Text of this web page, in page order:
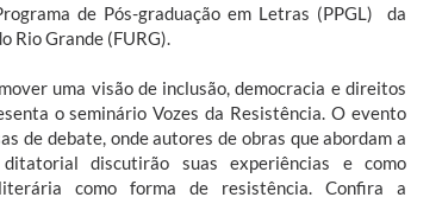
de Pós-graduação em Letras (PPGL) da
Rio Grande (FURG).
uma visão de inclusão, democracia e direitos
o seminário Vozes da Resistência. O evento
de debate, onde autores de obras que abordam a
discutirão suas experiências e como
como forma de resistência. Confira a